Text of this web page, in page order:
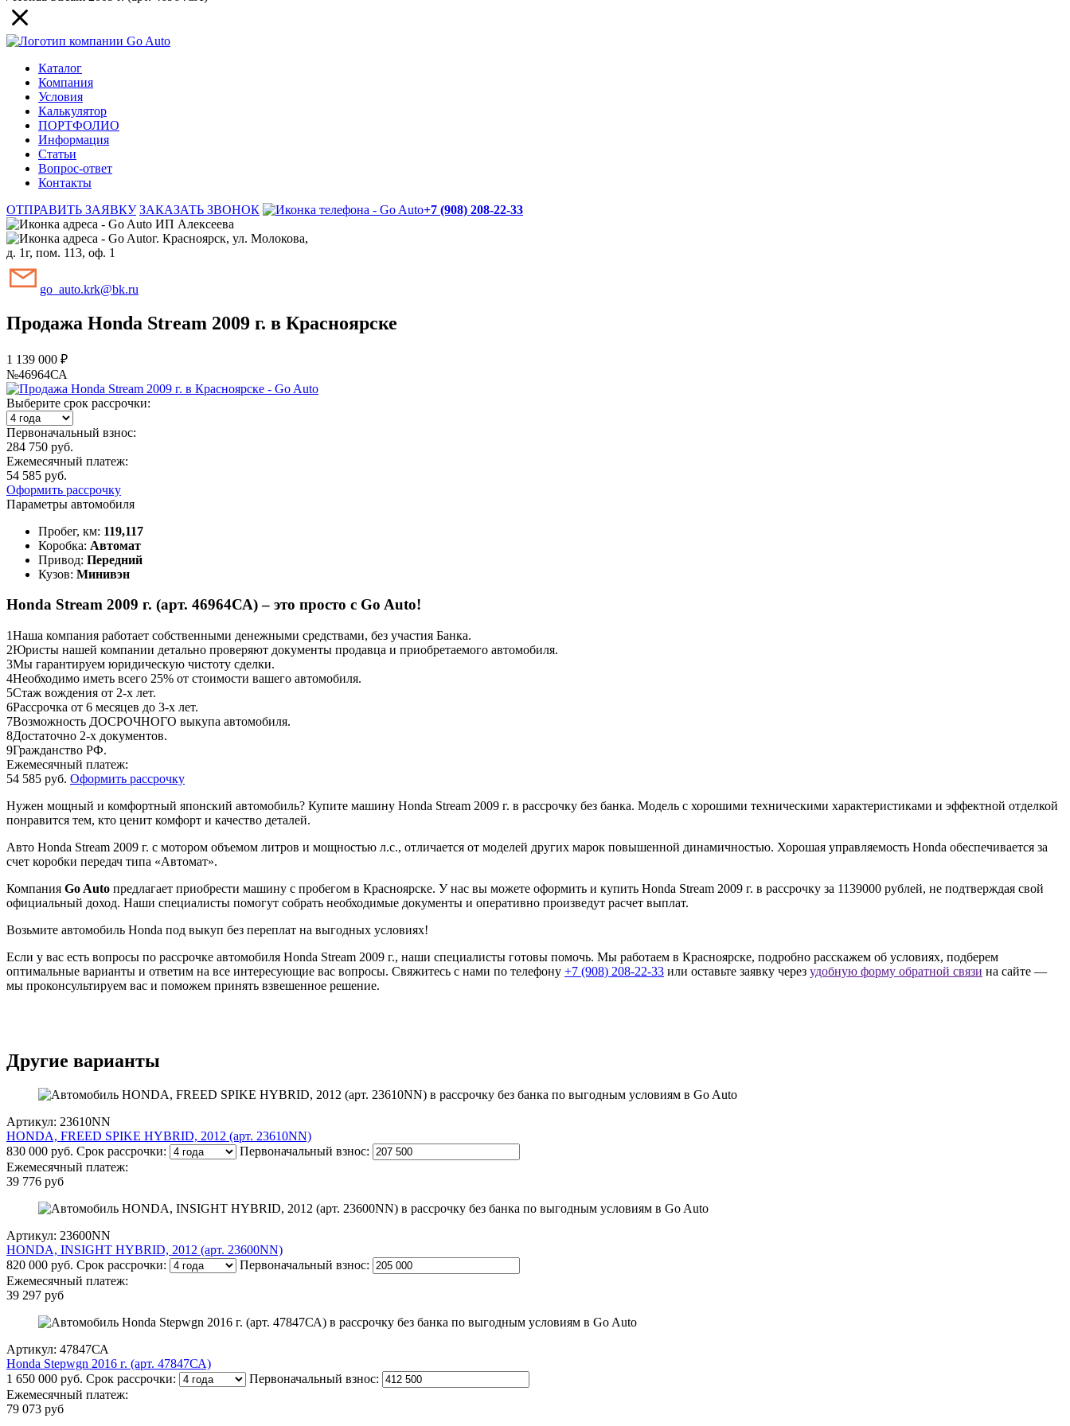
Каталог
Компания
Условия
Калькулятор
ПОРТФОЛИО
Информация
Статьи
Вопрос-ответ
Контакты
ОТПРАВИТЬ ЗАЯВКУ ЗАКАЗАТЬ ЗВОНОК
+7 (908) 208-22-33
ИП Алексеева
г. Красноярск, ул. Молокова,
д. 1г, пом. 113, оф. 1
go_auto.krk@bk.ru
Продажа Honda Stream 2009 г. в Красноярске
1 139 000 ₽
№46964СА
Выберите срок рассрочки:
Первоначальный взнос:
284 750 руб.
Ежемесячный платеж:
54 585 руб.
Оформить рассрочку
Параметры автомобиля
Пробег, км: 119,117
Коробка: Автомат
Привод: Передний
Кузов: Минивэн
Honda Stream 2009 г. (арт. 46964СА) – это просто с Go Auto!
1Наша компания работает собственными денежными средствами, без участия Банка.
2Юристы нашей компании детально проверяют документы продавца и приобретаемого автомобиля.
3Мы гарантируем юридическую чистоту сделки.
4Необходимо иметь всего 25% от стоимости вашего автомобиля.
5Стаж вождения от 2-х лет.
6Рассрочка от 6 месяцев до 3-х лет.
7Возможность ДОСРОЧНОГО выкупа автомобиля.
8Достаточно 2-х документов.
9Гражданство РФ.
Ежемесячный платеж:
54 585 руб. Оформить рассрочку
Нужен мощный и комфортный японский автомобиль? Купите машину Honda Stream 2009 г. в рассрочку без банка. Модель с хорошими техническими характеристиками и эффектной отделкой
понравится тем, кто ценит комфорт и качество деталей.
Авто Honda Stream 2009 г. с мотором объемом литров и мощностью л.с., отличается от моделей других марок повышенной динамичностью. Хорошая управляемость Honda обеспечивается за
счет коробки передач типа «Автомат».
Компания Go Auto предлагает приобрести машину с пробегом в Красноярске. У нас вы можете оформить и купить Honda Stream 2009 г. в рассрочку за 1139000 рублей, не подтверждая свой
официальный доход. Наши специалисты помогут собрать необходимые документы и оперативно произведут расчет выплат.
Возьмите автомобиль Honda под выкуп без переплат на выгодных условиях!
Если у вас есть вопросы по рассрочке автомобиля Honda Stream 2009 г., наши специалисты готовы помочь. Мы работаем в Красноярске, подробно расскажем об условиях, подберем
оптимальные варианты и ответим на все интересующие вас вопросы. Свяжитесь с нами по телефону +7 (908) 208-22-33 или оставьте заявку через удобную форму обратной связи на сайте —
мы проконсультируем вас и поможем принять взвешенное решение.
Другие варианты
Артикул: 23610NN
HONDA, FREED SPIKE HYBRID, 2012 (арт. 23610NN)
830 000 руб. Срок рассрочки:
Первоначальный взнос:
Ежемесячный платеж:
39 776 руб
Артикул: 23600NN
HONDA, INSIGHT HYBRID, 2012 (арт. 23600NN)
820 000 руб. Срок рассрочки:
Первоначальный взнос:
Ежемесячный платеж:
39 297 руб
Артикул: 47847СА
Honda Stepwgn 2016 г. (арт. 47847СА)
1 650 000 руб. Срок рассрочки:
Первоначальный взнос:
Ежемесячный платеж:
79 073 руб